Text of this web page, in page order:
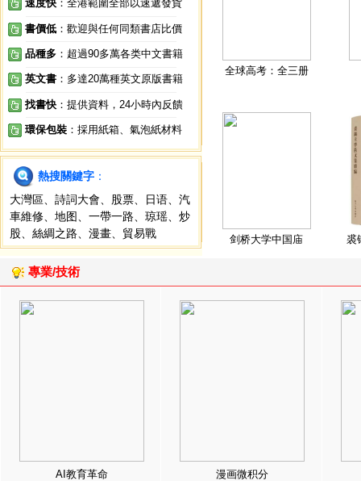
速度快 ：全港範圍全部以速遞發貨
書價低 ：歡迎與任何同類書店比價
品種多 ：超過90多萬各类中文書籍
英文書 ：多達20萬種英文原版書籍
找書快 ：提供資料，24小時內反饋
環保包裝 ：採用紙箱、氣泡紙材料
熱搜關鍵字 ：
大灣區
詩詞大會 股票 日语
汽
車維修
地图 一帶一路 琼瑶
炒
股
絲綢之路 漫畫 貿易戰
全球高考：全三册
剑桥大学中国庙 裘
專業/技術
AI教育革命 漫画微积分